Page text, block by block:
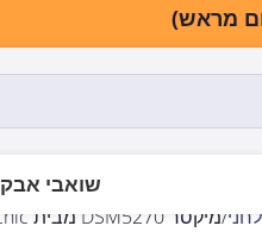
שואבי אבק
מיקסר DSM5270 מבית DAVO Chic – שחור